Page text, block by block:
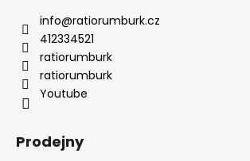
? info@ratiorumburk.cz
412334521
ratiorumburk
ratiorumburk
Youtube
Prodejny